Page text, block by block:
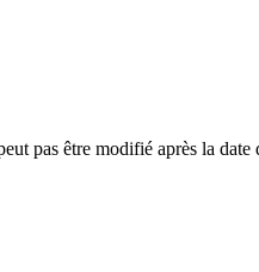
pas être modifié après la date